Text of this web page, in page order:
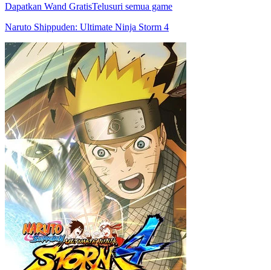
Dapatkan Wand GratisTelusuri semua game
Naruto Shippuden: Ultimate Ninja Storm 4